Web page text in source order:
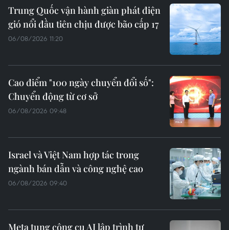
Trung Quốc vận hành giàn phát điện
gió nổi đầu tiên chịu được bão cấp 17
06/08/2026 11:20
Cao điểm "100 ngày chuyển đổi số":
Chuyển động từ cơ sở
06/08/2026 09:48
Israel và Việt Nam hợp tác trong
ngành bán dẫn và công nghệ cao
06/08/2026 09:40
Meta tung công cụ AI lập trình tự